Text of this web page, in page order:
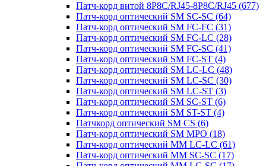
Патч-корд витой 8P8C/RJ45-8P8C/RJ45 (677)
Патч-корд оптический SM SC-SC (64)
Патч-корд оптический SM FC-FC (31)
Патч-корд оптический SM FC-LC (28)
Патч-корд оптический SM FC-SC (41)
Патч-корд оптический SM FC-ST (4)
Патч-корд оптический SM LC-LC (48)
Патч-корд оптический SM LC-SC (30)
Патч-корд оптический SM LC-ST (3)
Патч-корд оптический SM SC-ST (6)
Патч-корд оптический SM ST-ST (4)
Патчкорд оптический SM CS (6)
Патч-корд оптический SM MPO (18)
Патч-корд оптический MM LC-LC (61)
Патч-корд оптический MM SC-SC (17)